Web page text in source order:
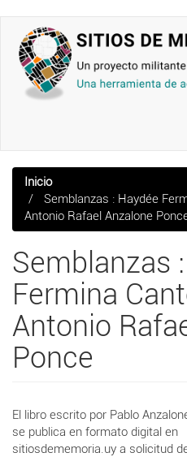
contenido
principal
Inicio
Semblanzas : Haydée
Antonio Rafael Anzalone
Semblanzas
Fermina
Antonio
Ponce
El libro escrito por Pablo
se publica en formato digital en
sitiosdememoria.uy a solicitud